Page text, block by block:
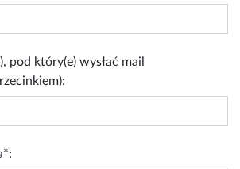
pod który(e) wysłać mail